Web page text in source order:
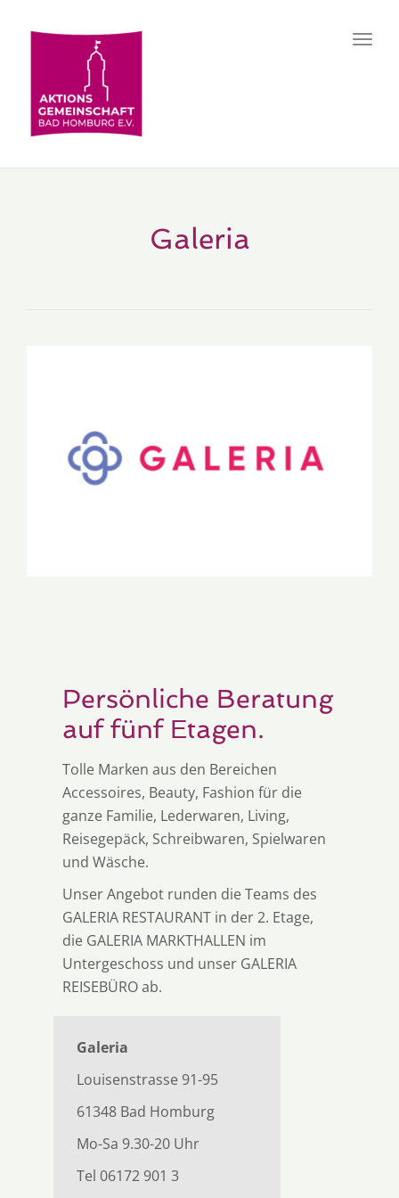
Galeria
Persönliche Beratung
auf fünf Etagen.
Tolle Marken aus den Bereichen
Accessoires, Beauty, Fashion für die
ganze Familie, Lederwaren, Living,
Reisegepäck, Schreibwaren, Spielwaren
und Wäsche.
Unser Angebot runden die Teams des
GALERIA RESTAURANT in der 2. Etage,
die GALERIA MARKTHALLEN im
Untergeschoss und unser GALERIA
REISEBÜRO ab.
Galeria
Louisenstrasse 91-95
61348 Bad Homburg
Mo-Sa 9.30-20 Uhr
Tel 06172 901 3